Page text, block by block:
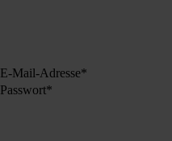
E-Mail-Adresse*
Passwort*